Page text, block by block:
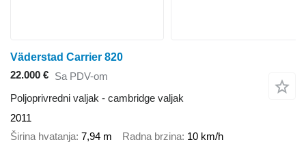
Väderstad Carrier 820
22.000 € Sa PDV-om
Poljoprivredni valjak - cambridge valjak
2011
Širina hvatanja 7,94 m Radna brzina 10 km/h